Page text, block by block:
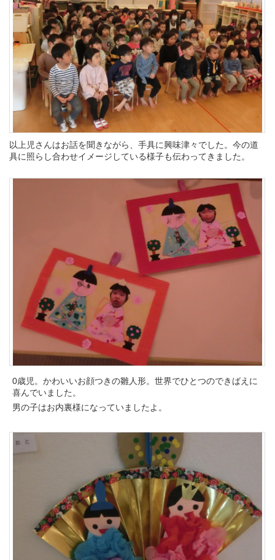
以上児さんはお話を聞きながら、手具に興味津々でした。今の道
具に照らし合わせイメージしている様子も伝わってきました。
0歳児。かわいいお顔つきの雛人形。世界でひとつのできばえに
喜んでいました。
男の子はお内裏様になっていましたよ。